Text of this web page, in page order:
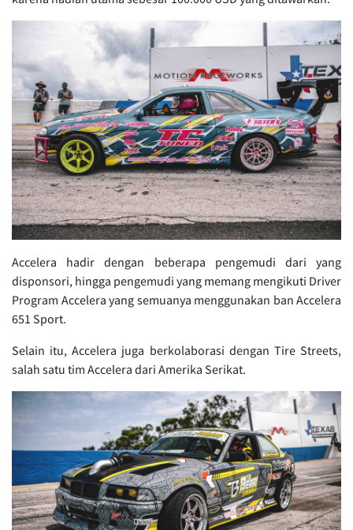
Accelera hadir dengan beberapa pengemudi dari yang
disponsori, hingga pengemudi yang memang mengikuti Driver
Program Accelera yang semuanya menggunakan ban Accelera
651 Sport.
Selain itu, Accelera juga berkolaborasi dengan Tire Streets,
salah satu tim Accelera dari Amerika Serikat.